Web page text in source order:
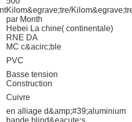
Kilom&egrave;tre/
par Month
Hebei La chine( continentale)
RNE DA
MC c&acirc;ble
PVC
Basse tension
Construction
Cuivre
en alliage d&amp;#39;aluminium
bande blind&eacute;s